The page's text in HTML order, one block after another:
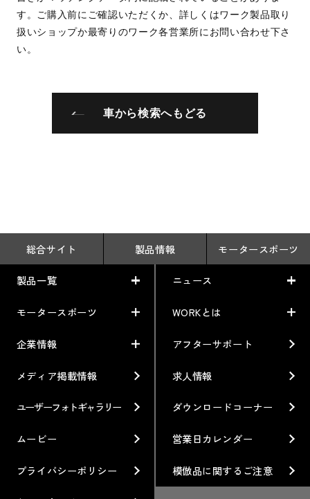
す。ご購入前にご確認いただくか、詳しくはワーク製品取り
扱いショップか最寄りのワーク各営業所にお問い合わせ下さ
い。
車から検索へもどる
総合サイト 製品情報 モータースポーツ
製品一覧
製品一覧
車から検索
利用条件／注意事項
ブランド紹介
ホイール情報
カスタムオーダープラン
ニュース
ニュース
お知らせ
イベント情報
モータースポーツ
モータースポーツ
レーシング特集
Gymkhana
DIRT TRIAL
SUPER GT
WORKとは
WORKとは
テクノロジー
クオリティー
デザイン
企業情報
企業情報
フィロソフィー
経営理念
私たちのあるべき姿
アフターサポート
メディア掲載情報 求人情報
ユーザーフォトギャラリー ダウンロードコーナー
ムービー 営業日カレンダー
プライバシーポリシー 模倣品に関するご注意